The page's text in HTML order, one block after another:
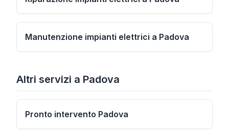
Manutenzione impianti elettrici a Padova
Altri servizi a Padova
Pronto intervento Padova